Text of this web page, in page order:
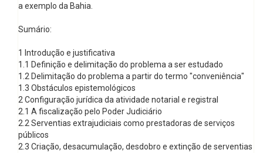
a exemplo da Bahia.
Sumário:
1 Introdução e justificativa
1.1 Definição e delimitação do problema a ser estudado
1.2 Delimitação do problema a partir do termo "conveniência"
1.3 Obstáculos epistemológicos
2 Configuração jurídica da atividade notarial e registral
2.1 A fiscalização pelo Poder Judiciário
2.2 Serventias extrajudiciais como prestadoras de serviços
públicos
2.3 Criação, desacumulação, desdobro e extinção de serventias